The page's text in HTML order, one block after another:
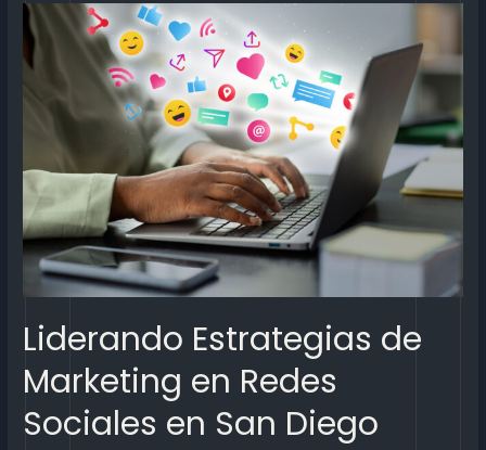
Liderando Estrategias de
Marketing en Redes
Sociales en San Diego